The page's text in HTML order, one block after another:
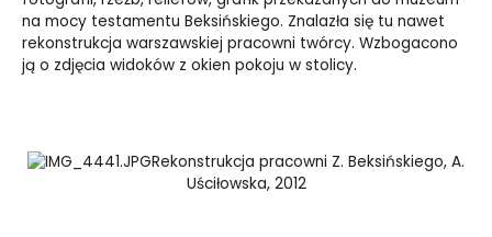
na mocy testamentu Beksińskiego. Znalazła się tu nawet
rekonstrukcja warszawskiej pracowni twórcy. Wzbogacono
ją o zdjęcia widoków z okien pokoju w stolicy.
Rekonstrukcja pracowni Z. Beksińskiego, A.
Uściłowska, 2012